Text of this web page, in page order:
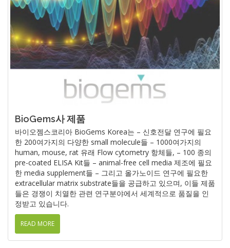
BioGems사 제품
바이오젬스코리아 BioGems Korea는 – 신호전달 연구에 필요
한 200여가지의 다양한 small molecule들 – 1000여가지의
human, mouse, rat 유래 Flow cytometry 항체들, – 100 종의
pre-coated ELISA Kit들 – animal-free cell media 제조에 필요
한 media supplement들 – 그리고 올가노이드 연구에 필요한
extracellular matrix substrate들을 공급하고 있으며, 이들 제품
들은 경쟁이 치열한 관련 연구분야에서 세계적으로 품질을 인
정받고 있습니다.
READ MORE